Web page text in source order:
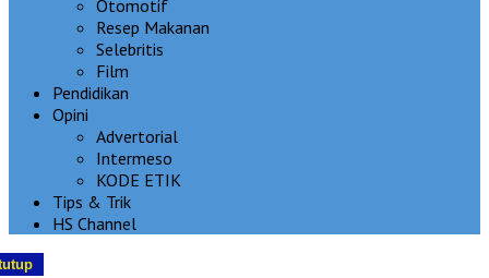
Otomotif
Resep Makanan
Selebritis
Film
Pendidikan
Opini
Advertorial
Intermeso
KODE ETIK
Tips & Trik
HS Channel